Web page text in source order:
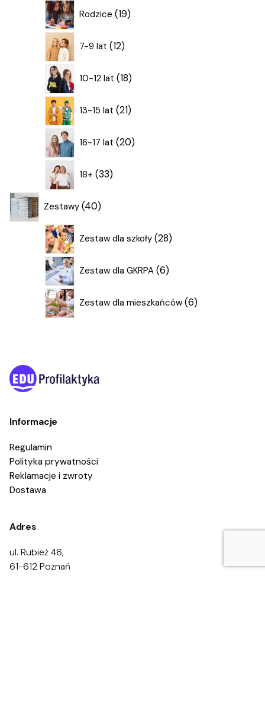
Rodzice 19
19
produktów
7-9 lat 12
12
produktów
10-12 lat 18
18
produktów
13-15 lat 21
21
produktów
16-17 lat 20
20
produktów
18+ 33
33
produkty
Zestawy 40
40
produktów
Zestaw dla szkoły 28
28
produktów
Zestaw dla GKRPA 6
6
produktów
Zestaw dla mieszkańców 6
6
produktów
Informacje
Regulamin
Polityka prywatności
Reklamacje i zwroty
Dostawa
Adres
ul. Rubież 46,
61-612 Poznań